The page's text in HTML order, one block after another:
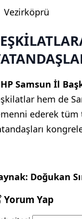
Vezirköprü
Samsun İl
hem de
ederek tüm
Doğukan
Yorum Yap